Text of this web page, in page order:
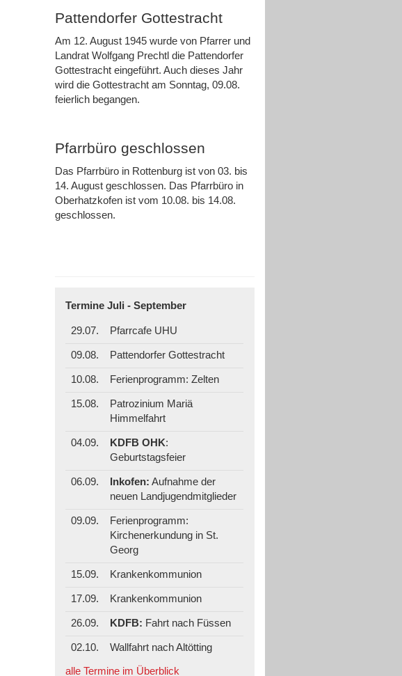
Pattendorfer Gottestracht
Am 12. August 1945 wurde von Pfarrer und
Landrat Wolfgang Prechtl die Pattendorfer
Gottestracht eingeführt. Auch dieses Jahr
wird die Gottestracht am Sonntag, 09.08.
feierlich begangen.
Pfarrbüro geschlossen
Das Pfarrbüro in Rottenburg ist von 03. bis
14. August geschlossen. Das Pfarrbüro in
Oberhatzkofen ist vom 10.08. bis 14.08.
geschlossen.
Termine Juli - September
29.07. Pfarrcafe UHU
09.08. Pattendorfer Gottestracht
10.08. Ferienprogramm: Zelten
15.08.
Patrozinium Mariä
Himmelfahrt
04.09. KDFB OHK:
Geburtstagsfeier
06.09. Inkofen: Aufnahme der
neuen Landjugendmitglieder
09.09.
Ferienprogramm:
Kirchenerkundung in St.
Georg
15.09. Krankenkommunion
17.09. Krankenkommunion
26.09. KDFB: Fahrt nach Füssen
02.10.
Wallfahrt nach Altötting
alle Termine im Überblick